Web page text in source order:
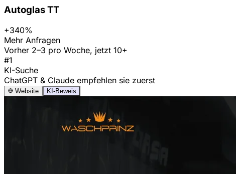
Autoglas TT
+340%
Mehr Anfragen
Vorher 2–3 pro Woche, jetzt 10+
#1
KI-Suche
ChatGPT & Claude empfehlen sie zuerst
Website KI-Beweis